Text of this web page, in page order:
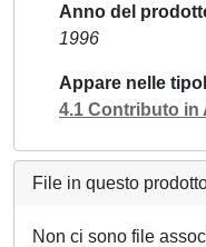
Anno del
1996
Appare nelle
4.1 Contributo in
File in questo
Non ci sono file